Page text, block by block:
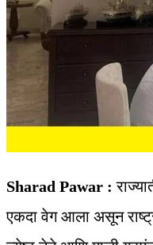
Sharad Pawar :
एकदा वेग आला असून